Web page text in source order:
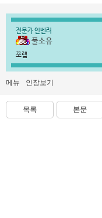
전문가 인벤러
풀소유
쪼렙
메뉴 인장보기
목록 본문